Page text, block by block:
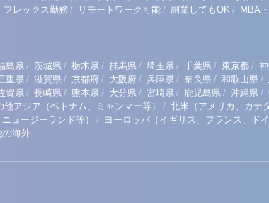
フレックス勤務 / リモートワーク可能 / 副業してもOK / MBA
島県 / 茨城県 / 栃木県 / 群馬県 / 埼玉県 / 千葉県 / 東京都 /
重県 / 滋賀県 / 京都府 / 大阪府 / 兵庫県 / 奈良県 / 和歌山県 /
賀県 / 長崎県 / 熊本県 / 大分県 / 宮崎県 / 鹿児島県 / 沖縄県 /
他アジア（ベトナム、ミャンマー等） / 北米（アメリカ、カナ
ュージーランド等） / ヨーロッパ（イギリス、フランス、ド
の海外